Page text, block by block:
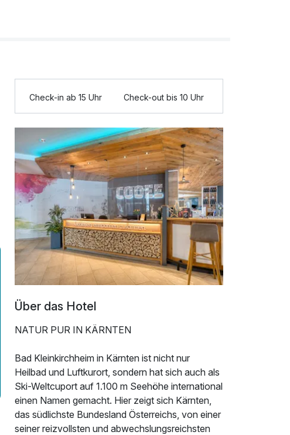
Check-in ab 15 Uhr Check-out bis 10 Uhr
Über das Hotel
NATUR PUR IN KÄRNTEN
Bad Kleinkirchheim in Kärnten ist nicht nur
Heilbad und Luftkurort, sondern hat sich auch als
Ski-Weltcuport auf 1.100 m Seehöhe international
einen Namen gemacht. Hier zeigt sich Kärnten,
das südlichste Bundesland Österreichs, von einer
seiner reizvollsten und abwechslungsreichsten